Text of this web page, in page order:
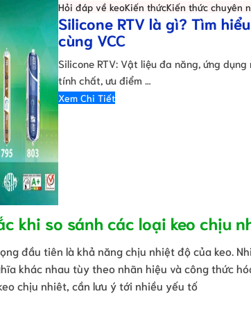
Hỏi đáp về keoKiến thứcKiến thức chuyên
Silicone RTV là gì? Tìm
cùng VCC
Silicone RTV: Vật liệu đa năng, ứng
tính chất, ưu điểm …
Xem Chi Tiết
khi so sánh các loại keo chịu
đầu tiên là khả năng chịu nhiệt độ của keo.
khác nhau tùy theo nhãn hiệu và công thức
chịu nhiêt, cần lưu ý tới nhiều yếu tố